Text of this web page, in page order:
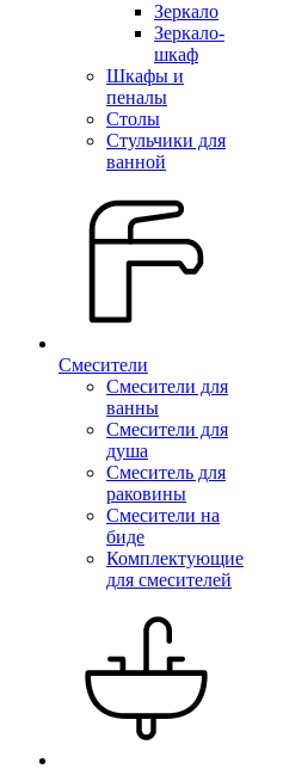
Зеркало
Зеркало-
шкаф
Шкафы и
пеналы
Столы
Стульчики для
ванной
Смесители
Смесители для
ванны
Смесители для
душа
Смеситель для
раковины
Смесители на
биде
Комплектующие
для смесителей